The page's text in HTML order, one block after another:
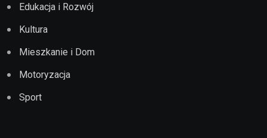
Edukacja i Rozwój
Kultura
Mieszkanie i Dom
Motoryzacja
Sport